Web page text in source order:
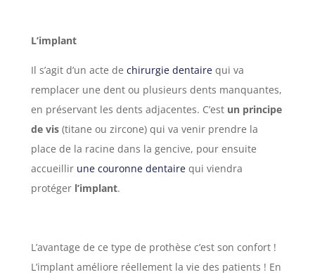
L’implant
Il s’agit d’un acte de chirurgie dentairequi va
remplacer une dent ou plusieurs dents manquantes,
en préservant les dents adjacentes. C’est un principe
de vis(titane ou zircone) qui va venir prendre la
place de la racine dans la gencive, pour ensuite
accueillir une couronne dentairequi viendra
protéger l’implant.
L’avantage de ce type de prothèse c’est son confort !
L’implant améliore réellement la vie des patients ! En